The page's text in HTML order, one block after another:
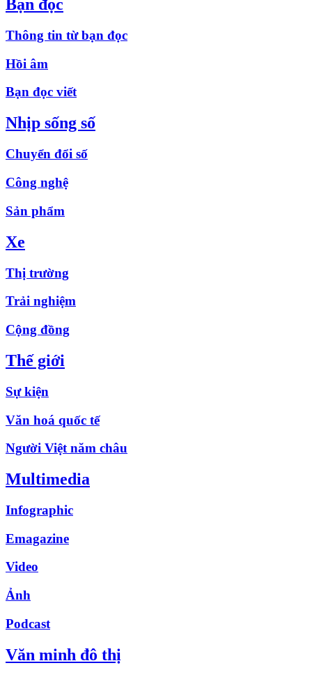
Bạn đọc
Thông tin từ bạn đọc
Hồi âm
Bạn đọc viết
Nhịp sống số
Chuyển đổi số
Công nghệ
Sản phẩm
Xe
Thị trường
Trải nghiệm
Cộng đồng
Thế giới
Sự kiện
Văn hoá quốc tế
Người Việt năm châu
Multimedia
Infographic
Emagazine
Video
Ảnh
Podcast
Văn minh đô thị